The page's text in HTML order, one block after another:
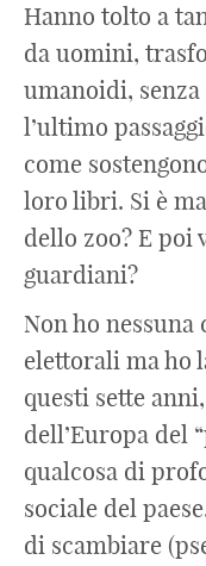
Hanno tolto a
da uomini,
umanoidi,
l’ultimo
come
loro libri. Si è
dello zoo? E
guardiani?
Non ho
elettorali ma ho
questi sette
dell’Europa del
qualcosa di
sociale del
di scambiare